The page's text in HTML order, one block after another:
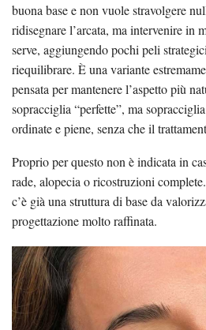
buona base e non vuole stravolgere
ridisegnare l’arcata, ma intervenire in
serve, aggiungendo pochi peli
riequilibrare. È una variante
pensata per mantenere l’aspetto più
sopracciglia “perfette”, ma
ordinate e piene, senza che il
Proprio per questo non è indicata in
rade, alopecia o ricostruzioni
c’è già una struttura di base da
progettazione molto raffinata.